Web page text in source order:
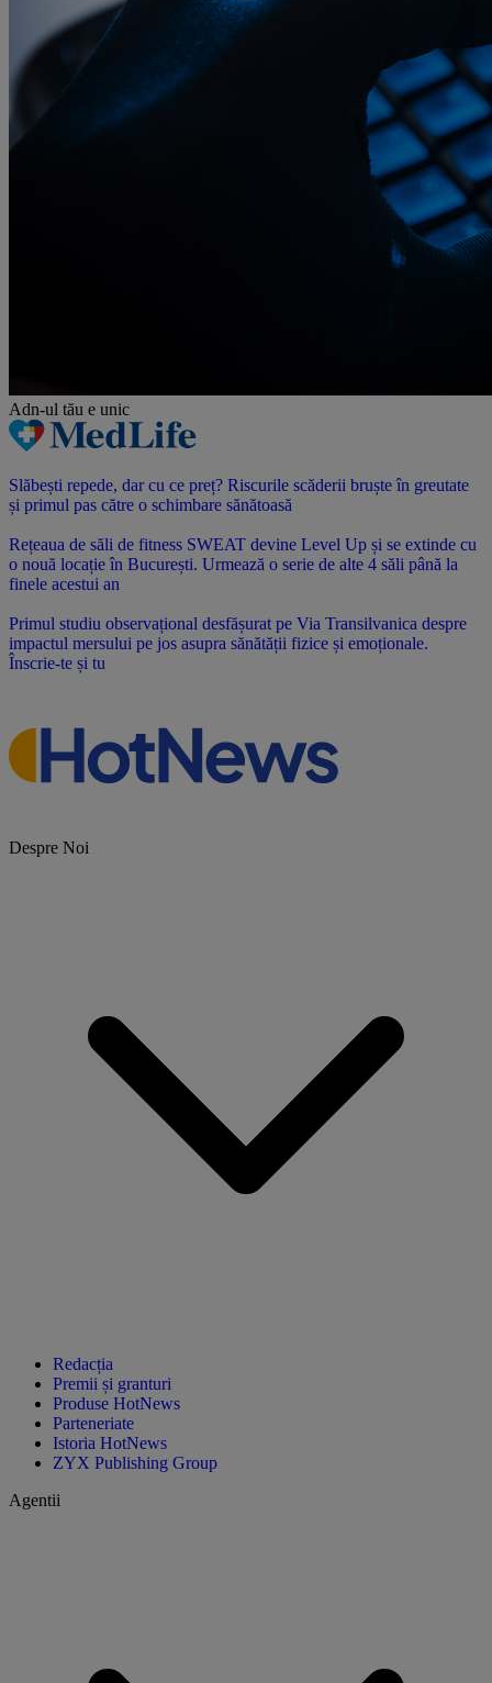
Adn-ul tău e unic
Slăbești repede, dar cu ce preț? Riscurile scăderii bruște în greutate
și primul pas către o schimbare sănătoasă
Rețeaua de săli de fitness SWEAT devine Level Up și se extinde cu
o nouă locație în București. Urmează o serie de alte 4 săli până la
finele acestui an
Primul studiu observațional desfășurat pe Via Transilvanica despre
impactul mersului pe jos asupra sănătății fizice și emoționale.
Înscrie-te și tu
Despre Noi
Redacția
Premii și granturi
Produse HotNews
Parteneriate
Istoria HotNews
ZYX Publishing Group
Agentii